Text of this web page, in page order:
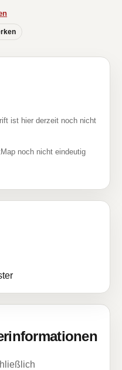
ist hier derzeit noch nicht
noch nicht eindeutig